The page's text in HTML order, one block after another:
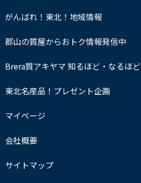
がんばれ！東北！地域情報
郡山の質屋からおトク情報発信中
Brera質アキヤマ 知るほど・なるほど
東北名産品！プレゼント企画
マイページ
会社概要
サイトマップ